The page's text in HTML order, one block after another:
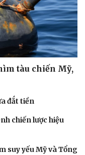
tàu chiến Mỹ,
đắt tiền
chiến lược hiệu
suy yếu Mỹ và Tổng